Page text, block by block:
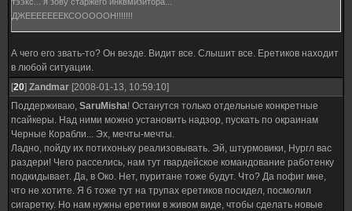
ДЖЕЕЕЕЕЕЕКСОООООН!!!!!!!
А чего его звать-то? Он везде. Видит все. Слышит все. Еретиков находит
в любой ситуации.
[20] Zandmar [2008-01-13, 10:59:10]
Поддерживаю, SaruMisha! Останутся только отдельные конкретные
псайкеры. Над ними можно установить надзор, пускать по окраинам
Черные Корабли... Эх, мечты-мечты.
Ладно, пойду их потихоньку реализовывать. Эй, штурмовики, Нургл вас
раздери! Чего расселись, нам тут гвардейское командование работенку
подкидывает. Да, в Око. Нет, пуритане тоже будут. Что? Да пофиг мне,
что не хотите. Я б тоже тут на трупах еретиков посидел, посмолил
сигаретку. Но нам нужны еретики в живом виде, чтобы сделать новые